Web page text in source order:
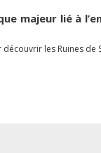
majeur lié à
les Ruines de